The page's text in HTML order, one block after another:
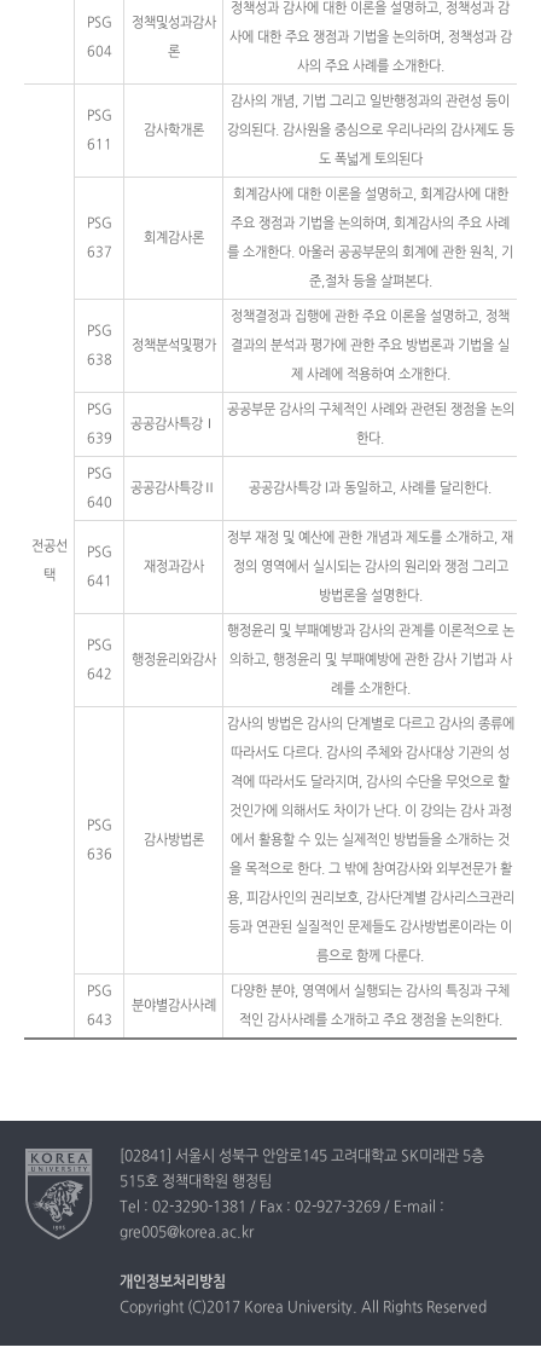
PSG
604
정책및성과감사
론
정책성과 감사에 대한 이론을 설명하고, 정책성과 감
사에 대한 주요 쟁점과 기법을 논의하며, 정책성과 감
사의 주요 사례를 소개한다.
전공선
택
PSG
611
감사학개론
감사의 개념, 기법 그리고 일반행정과의 관련성 등이
강의된다. 감사원을 중심으로 우리나라의 감사제도 등
도 폭넓게 토의된다
PSG
637
회계감사론
회계감사에 대한 이론을 설명하고, 회계감사에 대한
주요 쟁점과 기법을 논의하며, 회계감사의 주요 사례
를 소개한다. 아울러 공공부문의 회계에 관한 원칙, 기
준,절차 등을 살펴본다.
PSG
638
정책분석및평가
정책결정과 집행에 관한 주요 이론을 설명하고, 정책
결과의 분석과 평가에 관한 주요 방법론과 기법을 실
제 사례에 적용하여 소개한다.
PSG
639
공공감사특강Ⅰ
공공부문 감사의 구체적인 사례와 관련된 쟁점을 논의
한다.
PSG
640
공공감사특강Ⅱ 공공감사특강 I과 동일하고, 사례를 달리한다.
PSG
641
재정과감사
정부 재정 및 예산에 관한 개념과 제도를 소개하고, 재
정의 영역에서 실시되는 감사의 원리와 쟁점 그리고
방법론을 설명한다.
PSG
642
행정윤리와감사
행정윤리 및 부패예방과 감사의 관계를 이론적으로 논
의하고, 행정윤리 및 부패예방에 관한 감사 기법과 사
례를 소개한다.
PSG
636
감사방법론
감사의 방법은 감사의 단계별로 다르고 감사의 종류에
따라서도 다르다. 감사의 주체와 감사대상 기관의 성
격에 따라서도 달라지며, 감사의 수단을 무엇으로 할
것인가에 의해서도 차이가 난다. 이 강의는 감사 과정
에서 활용할 수 있는 실제적인 방법들을 소개하는 것
을 목적으로 한다. 그 밖에 참여감사와 외부전문가 활
용, 피감사인의 권리보호, 감사단계별 감사리스크관리
등과 연관된 실질적인 문제들도 감사방법론이라는 이
름으로 함께 다룬다.
PSG
643
분야별감사사례
다양한 분야, 영역에서 실행되는 감사의 특징과 구체
적인 감사사례를 소개하고 주요 쟁점을 논의한다.
[02841] 서울시 성북구 안암로145 고려대학교 SK미래관 5층
515호 정책대학원 행정팀
Tel : 02-3290-1381 / Fax : 02-927-3269 / E-mail :
gre005@korea.ac.kr
개인정보처리방침
Copyright (C)2017 Korea University. All Rights Reserved